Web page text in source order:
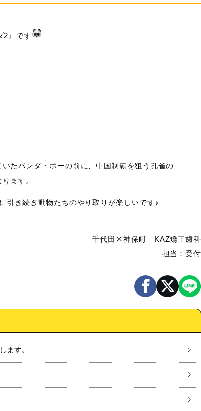
2』です
たパンダ・ポーの前に、中国制覇を狙う孔雀の
ます。
引き続き動物たちのやり取りが楽しいです♪
千代田区神保町 KAZ矯正歯科
担当：受付
ます。